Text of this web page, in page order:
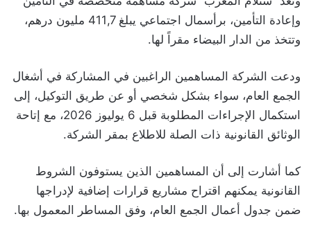
وإعادة التأمين، برأسمال اجتماعي يبلغ 411,7 مليون درهم،
وتتخذ من الدار البيضاء مقراً لها.
ودعت الشركة المساهمين الراغبين في المشاركة في أشغال
الجمع العام، سواء بشكل شخصي أو عن طريق التوكيل، إلى
استكمال الإجراءات المطلوبة قبل 6 يوليوز 2026، مع إتاحة
الوثائق القانونية ذات الصلة للاطلاع بمقر الشركة.
كما أشارت إلى أن المساهمين الذين يستوفون الشروط
القانونية يمكنهم اقتراح مشاريع قرارات إضافية لإدراجها
ضمن جدول أعمال الجمع العام، وفق المساطر المعمول بها.